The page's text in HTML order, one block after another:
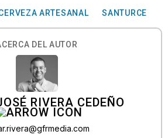
ARTESANAL SANTURCE
DEL AUTOR
RIVERA CEDEÑO